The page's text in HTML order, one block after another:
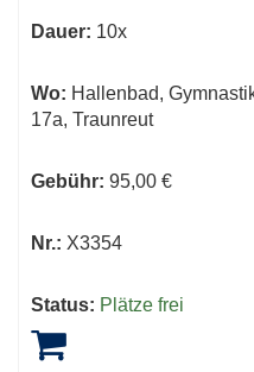
Dauer: 10x
Wo: Hallenbad,
17a, Traunreut
Gebühr: 95,00 €
Nr.: X3354
Status: Plätze frei